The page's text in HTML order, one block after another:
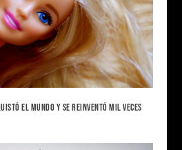
EL MUNDO Y SE REINVENTÓ MIL VECES